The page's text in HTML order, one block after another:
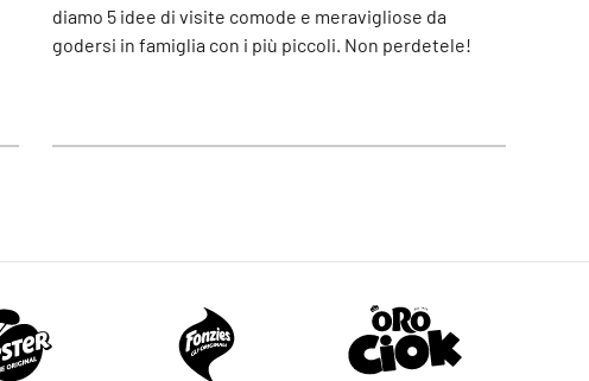
diamo 5 idee di visite comode e meravigliose da
godersi in famiglia con i più piccoli. Non perdetele!